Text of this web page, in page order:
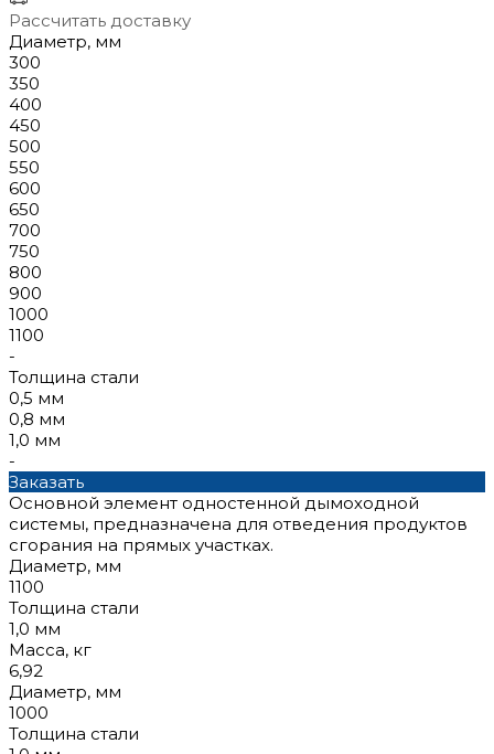
Рассчитать доставку
Диаметр, мм
300
350
400
450
500
550
600
650
700
750
800
900
1000
1100
-
Толщина стали
0,5 мм
0,8 мм
1,0 мм
-
Заказать
Основной элемент одностенной дымоходной
системы, предназначена для отведения продуктов
сгорания на прямых участках.
Диаметр, мм
1100
Толщина стали
1,0 мм
Масса, кг
6,92
Диаметр, мм
1000
Толщина стали